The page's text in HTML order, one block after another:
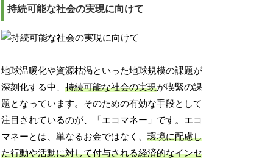
持続可能な社会の実現に向けて
地球温暖化や資源枯渇といった地球規模の課題が
深刻化する中、持続可能な社会の実現が喫緊の課
題となっています。そのための有効な手段として
注目されているのが、「エコマネー」です。エコ
マネーとは、単なるお金ではなく、環境に配慮し
た行動や活動に対して付与される経済的なインセ